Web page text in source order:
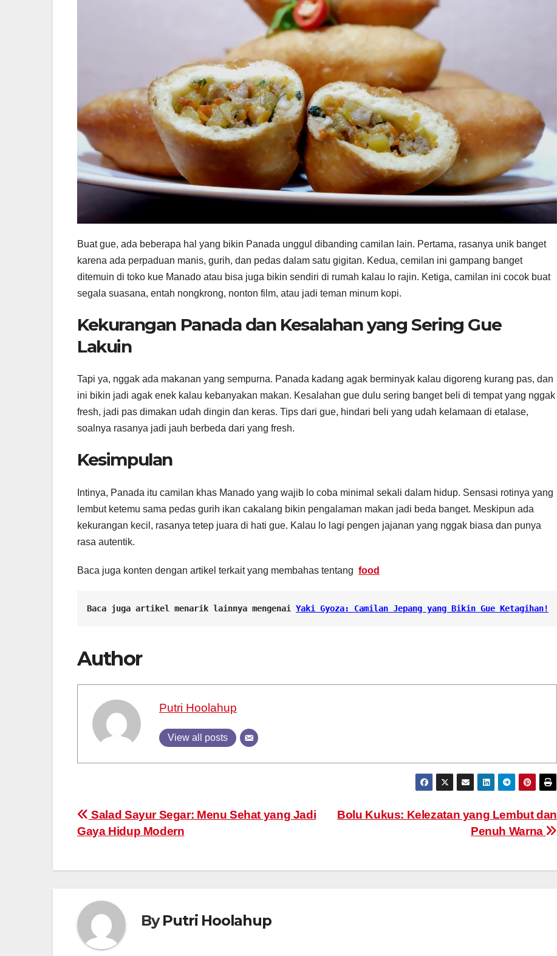
Buat gue, ada beberapa hal yang bikin Panada unggul dibanding camilan lain. Pertama, rasanya unik banget
karena ada perpaduan manis, gurih, dan pedas dalam satu gigitan. Kedua, cemilan ini gampang banget
ditemuin di toko kue Manado atau bisa juga bikin sendiri di rumah kalau lo rajin. Ketiga, camilan ini cocok buat
segala suasana, entah nongkrong, nonton film, atau jadi teman minum kopi.
Kekurangan Panada dan Kesalahan yang Sering Gue
Lakuin
Tapi ya, nggak ada makanan yang sempurna. Panada kadang agak berminyak kalau digoreng kurang pas, dan
ini bikin jadi agak enek kalau kebanyakan makan. Kesalahan gue dulu sering banget beli di tempat yang nggak
fresh, jadi pas dimakan udah dingin dan keras. Tips dari gue, hindari beli yang udah kelamaan di etalase,
soalnya rasanya jadi jauh berbeda dari yang fresh.
Kesimpulan
Intinya, Panada itu camilan khas Manado yang wajib lo coba minimal sekali dalam hidup. Sensasi rotinya yang
lembut ketemu sama pedas gurih ikan cakalang bikin pengalaman makan jadi beda banget. Meskipun ada
kekurangan kecil, rasanya tetep juara di hati gue. Kalau lo lagi pengen jajanan yang nggak biasa dan punya
rasa autentik.
Baca juga konten dengan artikel terkait yang membahas tentang food
Baca juga artikel menarik lainnya mengenai Yaki Gyoza: Camilan Jepang yang Bikin Gue Ketagihan!
Author
Putri Hoolahup
View all posts
Post
navigation
Bolu Kukus: Kelezatan yang Lembut dan
Penuh Warna
Salad Sayur Segar: Menu Sehat yang Jadi
Gaya Hidup Modern
ByPutri Hoolahup